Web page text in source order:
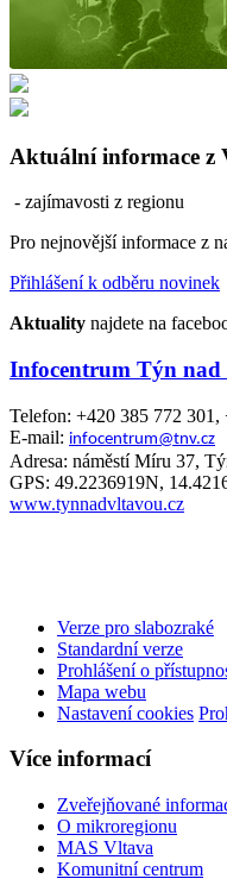
Aktuální informace z
- zajímavosti z regionu
Pro nejnovější informace z
Přihlášení k odběru novinek
Aktuality najdete na
Infocentrum Týn nad
Telefon: +420 385 772 301,
E-mail: infocentrum@tnv.cz
Adresa: náměstí Míru 37,
GPS: 49.2236919N,
www.tynnadvltavou.cz
Verze pro slabozraké
Standardní verze
Prohlášení o
Mapa webu
Nastavení cookies
Více informací
Zveřejňované
O mikroregionu
MAS Vltava
Komunitní centrum